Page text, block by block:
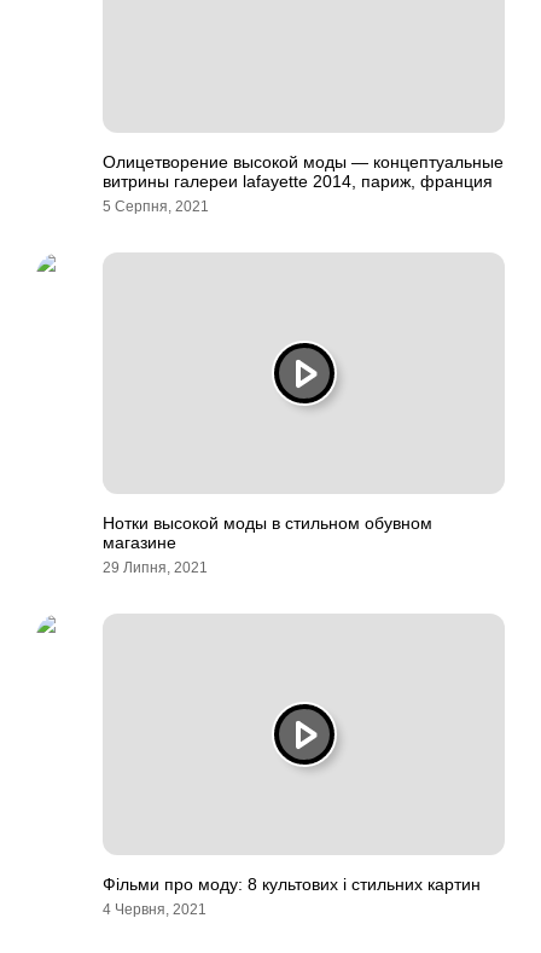
Олицетворение высокой моды — концептуальные
витрины галереи lafayette 2014, париж, франция
5 Серпня, 2021
Нотки высокой моды в стильном обувном
магазине
29 Липня, 2021
Фільми про моду: 8 культових і стильних картин
4 Червня, 2021